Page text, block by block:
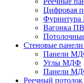
Цифровая
Вагонка
Стеновые
Панели
Углы МДФ
Панели
Реечный